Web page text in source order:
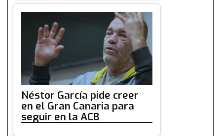
Néstor García pide creer
en el Gran Canaria para
seguir en la ACB